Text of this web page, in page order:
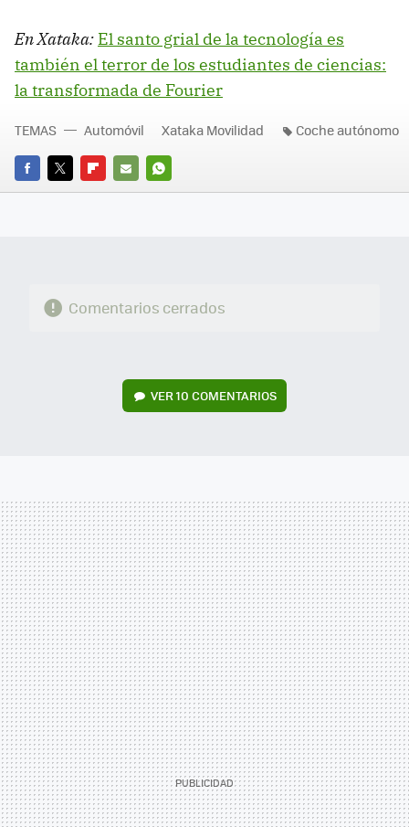
En Xataka: El santo grial de la tecnología es
también el terror de los estudiantes de ciencias:
la transformada de Fourier
FACEBOOK
TWITTERFLIPBOARD
E-
WHATSAPP
TEMAS Automóvil Xataka Movilidad Coche autónomo
Comentarios cerrados
VER10 COMENTARIOS